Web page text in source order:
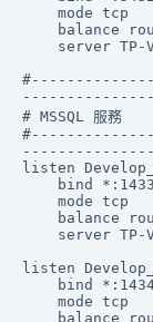
# MSSQL 服務
listen
listen